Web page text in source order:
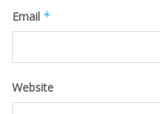
Email *
Website